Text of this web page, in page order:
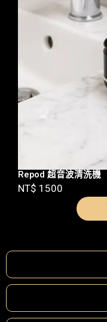
Repod 超音波清洗機
NT$ 1500